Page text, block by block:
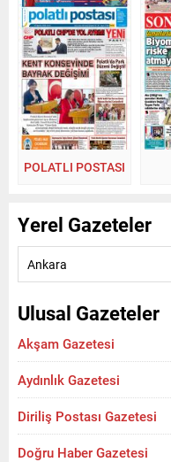
POLATLI POSTASI
Yerel Gazeteler
Ankara
Ulusal Gazeteler
Akşam Gazetesi
Aydınlık Gazetesi
Diriliş Postası Gazetesi
Doğru Haber Gazetesi